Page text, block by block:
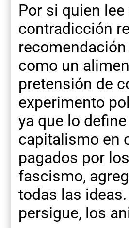
Por si quien
contradicción
como un
pretensión de
experimento
ya que lo
capitalismo en
pagados por
fascismo,
todas las
persigue, los